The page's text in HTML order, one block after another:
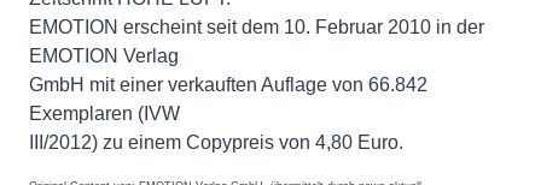
EMOTION erscheint seit dem 10. Februar 2010 in der
EMOTION Verlag
GmbH mit einer verkauften Auflage von 66.842
Exemplaren (IVW
III/2012) zu einem Copypreis von 4,80 Euro.